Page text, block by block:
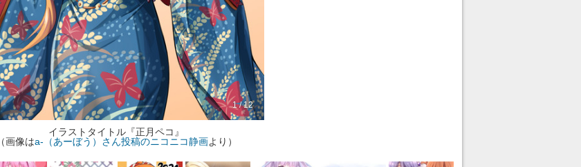
1 / 12
イラストタイトル『正月ペコ』
（画像はa-（あーぼう）さん投稿のニコニコ静画より）